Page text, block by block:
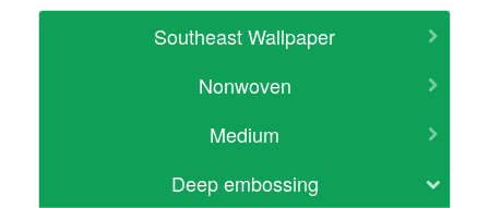
Southeast Wallpaper
Nonwoven
Medium
Deep embossing